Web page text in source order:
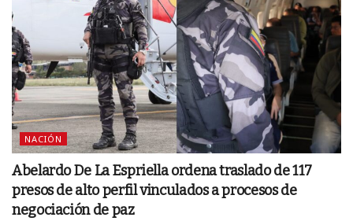
NACIÓN
Abelardo De La Espriella ordena traslado de 117
presos de alto perfil vinculados a procesos de
negociación de paz